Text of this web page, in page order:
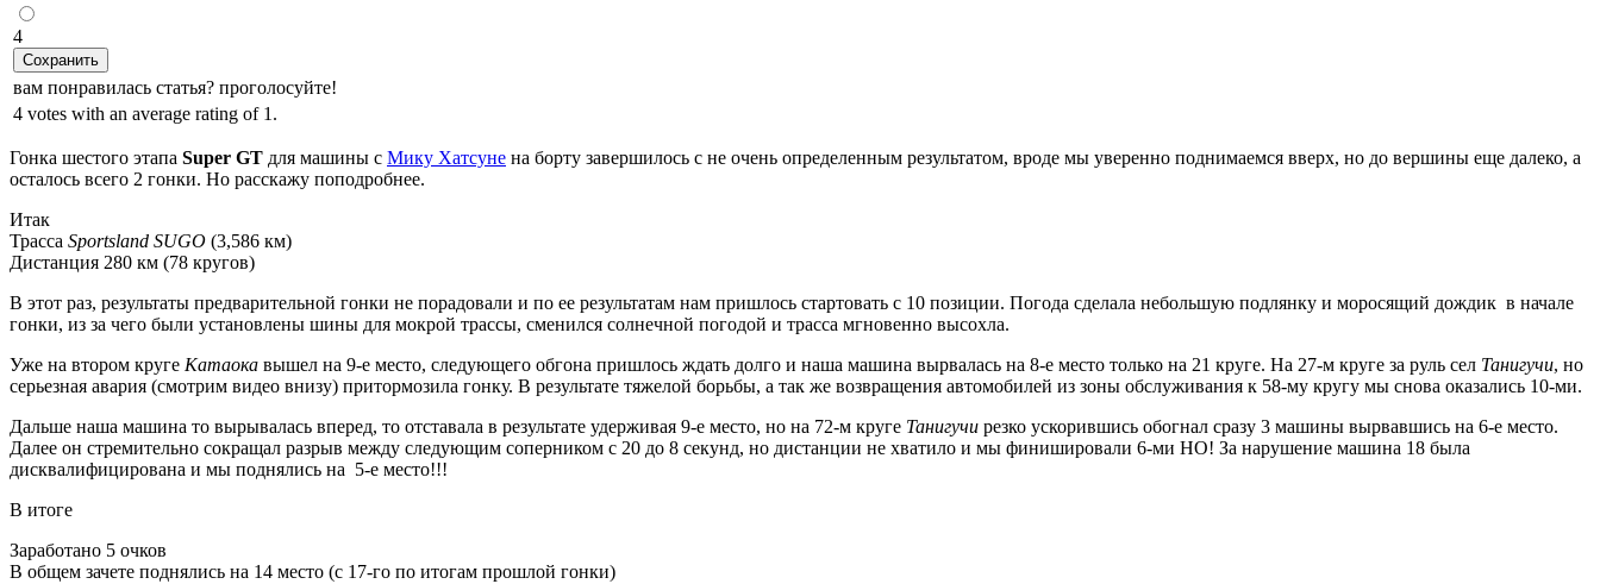
4
Сохранить
вам понравилась статья? проголосуйте!
4 votes with an average rating of 1.
Гонка шестого этапа Super GT для машины с Мику Хатсуне на борту завершилось с не очень определенным результатом, вроде мы уверенно поднимаемся вверх, но до вершины еще далеко, а
осталось всего 2 гонки. Но расскажу поподробнее.
Итак
Трасса Sportsland SUGO (3,586 км)
Дистанция 280 км (78 кругов)
В этот раз, результаты предварительной гонки не порадовали и по ее результатам нам пришлось стартовать с 10 позиции. Погода сделала небольшую подлянку и моросящий дождик в начале
гонки, из за чего были установлены шины для мокрой трассы, сменился солнечной погодой и трасса мгновенно высохла.
Уже на втором круге Катаока вышел на 9-е место, следующего обгона пришлось ждать долго и наша машина вырвалась на 8-е место только на 21 круге. На 27-м круге за руль сел Танигучи, но
серьезная авария (смотрим видео внизу) притормозила гонку. В результате тяжелой борьбы, а так же возвращения автомобилей из зоны обслуживания к 58-му кругу мы снова оказались 10-ми.
Дальше наша машина то вырывалась вперед, то отставала в результате удерживая 9-е место, но на 72-м круге Танигучи резко ускорившись обогнал сразу 3 машины вырвавшись на 6-е место.
Далее он стремительно сокращал разрыв между следующим соперником с 20 до 8 секунд, но дистанции не хватило и мы финишировали 6-ми НО! За нарушение машина 18 была
дисквалифицирована и мы поднялись на 5-е место!!!
В итоге
Заработано 5 очков
В общем зачете поднялись на 14 место (с 17-го по итогам прошлой гонки)